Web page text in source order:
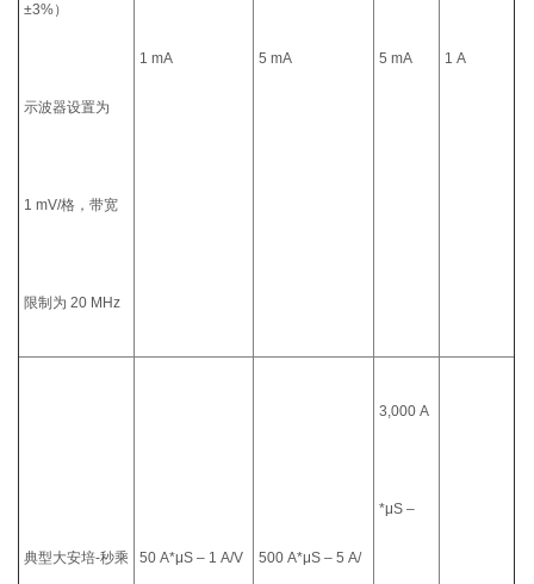
±3%）
示波器设置为
1 mV/格，带宽
限制为 20 MHz
1 mA 5 mA 5 mA 1 A
典型大安培-秒乘 50 A*μS – 1 A/V 500 A*μS – 5 A/
3,000 A
*μS –